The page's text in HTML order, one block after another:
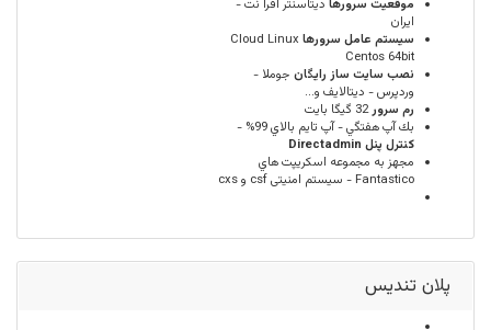
موقعيت سرورها ديتاسنتر افرا نت -
ایران
سيستم عامل سرورها Cloud Linux
Centos 64bit
نصب سایت ساز رایگان جوملا -
وردپرس - دیتالایف و...
رم سرور32 گيگا بايت
بك آپ هفتگي - آپ تايم بالاي 99% -
كنترل پنل Directadmin
مجهز به مجموعه اسكريپت هاي
Fantastico - سیستم امنیتی csf و cxs
پلان تندیس